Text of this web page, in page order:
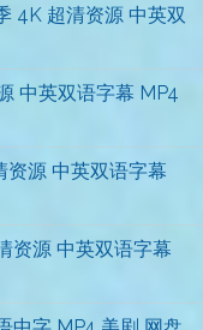
4K 超清资源 中英双
中英双语字幕 MP4
资源 中英双语字幕
资源 中英双语字幕